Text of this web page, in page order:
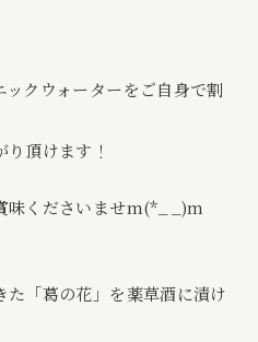
クウォーターをご自身で割
頂けます！
味くださいませm(*_ _)m
「葛の花」を薬草酒に漬け